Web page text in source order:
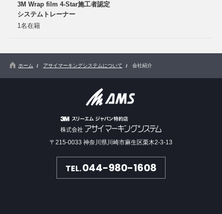
3M Wrap film 4-Star施工者認定
システムトレーナー
1名在籍
ホーム アサイマーキングシステムについて 会社紹介
〒215-0033 神奈川県川崎市麻生区栗木2-3-13
TEL.044-980-1608